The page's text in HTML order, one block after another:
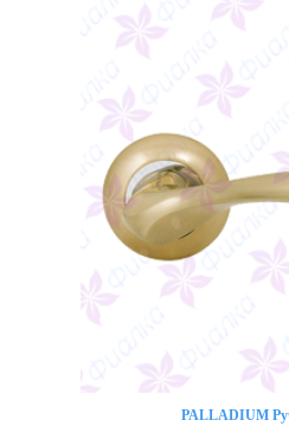
PALLADIUM